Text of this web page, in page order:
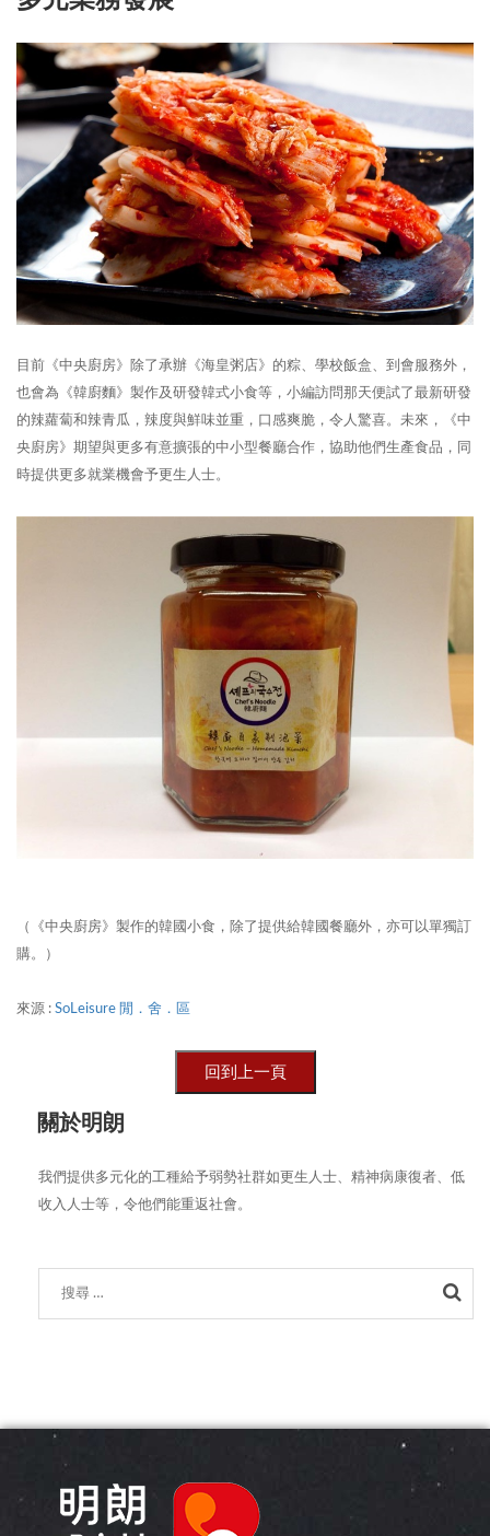
目前《中央廚房》除了承辦《海皇粥店》的粽、學校飯盒、到會服務外，
也會為《韓廚麵》製作及研發韓式小食等，小編訪問那天便試了最新研發
的辣蘿蔔和辣青瓜，辣度與鮮味並重，口感爽脆，令人驚喜。未來，《中
央廚房》期望與更多有意擴張的中小型餐廳合作，協助他們生產食品，同
時提供更多就業機會予更生人士。
（《中央廚房》製作的韓國小食，除了提供給韓國餐廳外，亦可以單獨訂
購。）
來源 : SoLeisure 閒．舍．區
關於明朗
我們提供多元化的工種給予弱勢社群如更生人士、精神病康復者、低
收入人士等，令他們能重返社會。